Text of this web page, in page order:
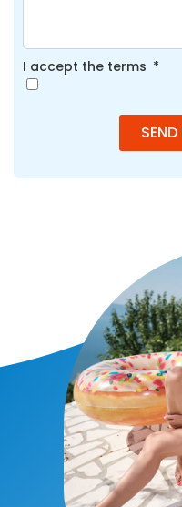
I accept the terms